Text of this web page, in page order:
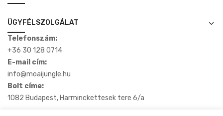
ÜGYFÉLSZOLGÁLAT
Telefonszám:
+36 30 128 0714
E-mail cím:
info@moaijungle.hu
Bolt címe:
1082 Budapest, Harminckettesek tere 6/a